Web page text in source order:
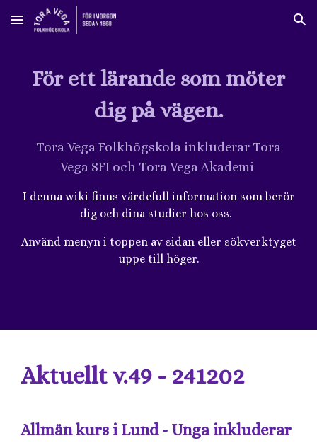
Skip to main content Skip to navigation
För ett lärande som möter
dig på vägen.
Tora Vega Folkhögskola inkluderar Tora
Vega SFI och Tora Vega Akademi
I denna wiki finns värdefull information som berör
dig och dina studier hos oss.
Använd menyn i toppen av sidan eller sökverktyget
uppe till höger.
Aktuellt v.49 - 241202
Allmän kurs i Lund - Unga inkluderar